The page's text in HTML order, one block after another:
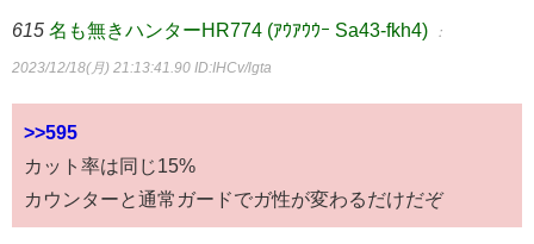
615 名も無きハンターHR774 (ｱｳｱｳｳｰ Sa43-fkh4) ：
2023/12/18(月) 21:13:41.90 ID:IHCv/lgta
>>595
カット率は同じ15%
カウンターと通常ガードでガ性が変わるだけだぞ